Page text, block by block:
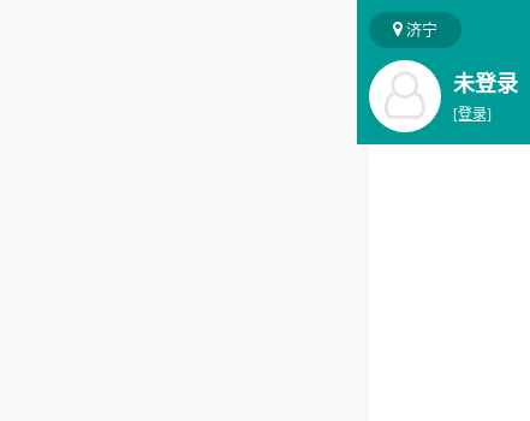
济宁
未登录
[登录]